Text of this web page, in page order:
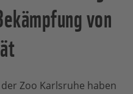
von
Zoo Karlsruhe haben